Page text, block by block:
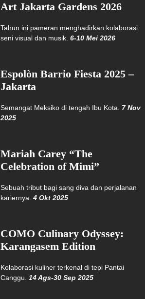
Art Jakarta Gardens 2026
Tahun ini pameran menghadirkan kolaborasi
seni visual dan musik. 6-10 Mei 2026
Espolòn Barrio Fiesta 2025 –
Jakarta
Semangat Meksiko di tengah Ibu Kota. 7 Nov
2025
Mariah Carey “The
Celebration of Mimi”
Sebuah tribut bagi sang diva dan perjalanan
kariernya. 4 Okt 2025
COMO Culinary Odyssey:
Karangasem Edition
Kolaborasi kuliner terkenal di tepi Pantai
Canggu. 14 Ags-30 Sep 2025